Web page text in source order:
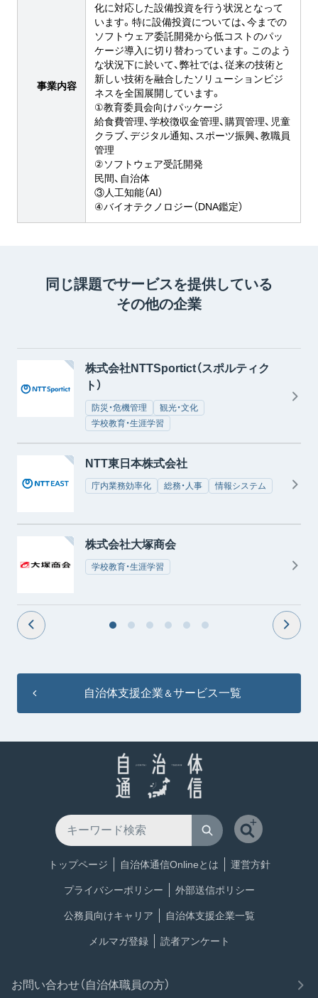
事業内容
化に対応した設備投資を行う状況となって
います。特に設備投資については、今までの
ソフトウェア委託開発から低コストのパッ
ケージ導入に切り替わっています。このよう
な状況下に於いて、弊社では、従来の技術と
新しい技術を融合したソリューションビジ
ネスを全国展開しています。
①教育委員会向けパッケージ
給食費管理、学校徴収金管理、購買管理、児童
クラブ、デジタル通知、スポーツ振興、教職員
管理
②ソフトウェア受託開発
民間、自治体
③人工知能（AI）
④バイオテクノロジー（DNA鑑定）
同じ課題でサービスを提供している
その他の企業
株式会社NTTSportict（スポルティク
ト）
防災・危機管理
観光・文化
学校教育・生涯学習
NTT東日本株式会社
庁内業務効率化 総務・人事 情報システム
株式会社大塚商会
学校教育・生涯学習
自治体支援企業 ＆サービス一覧
トップページ 自治体通信Onlineとは 運営方針
プライバシーポリシー 外部送信ポリシー
公務員向けキャリア 自治体支援企業一覧
メルマガ登録 読者アンケート
お問い合わせ（自治体職員の方）